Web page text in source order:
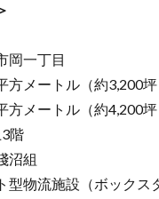
岡一丁目
メートル（約3,200坪
メートル（約4,200坪
階
沼組
型物流施設（ボックス